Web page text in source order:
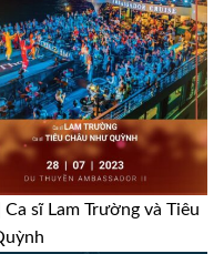
sĩ Lam Trường và Tiêu